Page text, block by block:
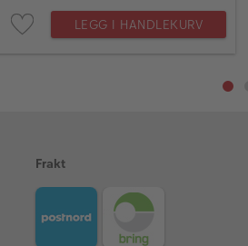
LEGG I HANDLEKURV
Frakt